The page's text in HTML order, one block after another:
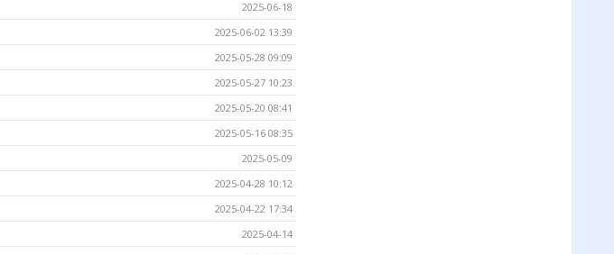
2025-06-18
2025-06-02 13:39
2025-05-28 09:09
2025-05-27 10:23
2025-05-20 08:41
2025-05-16 08:35
2025-05-09
2025-04-28 10:12
2025-04-22 17:34
2025-04-14